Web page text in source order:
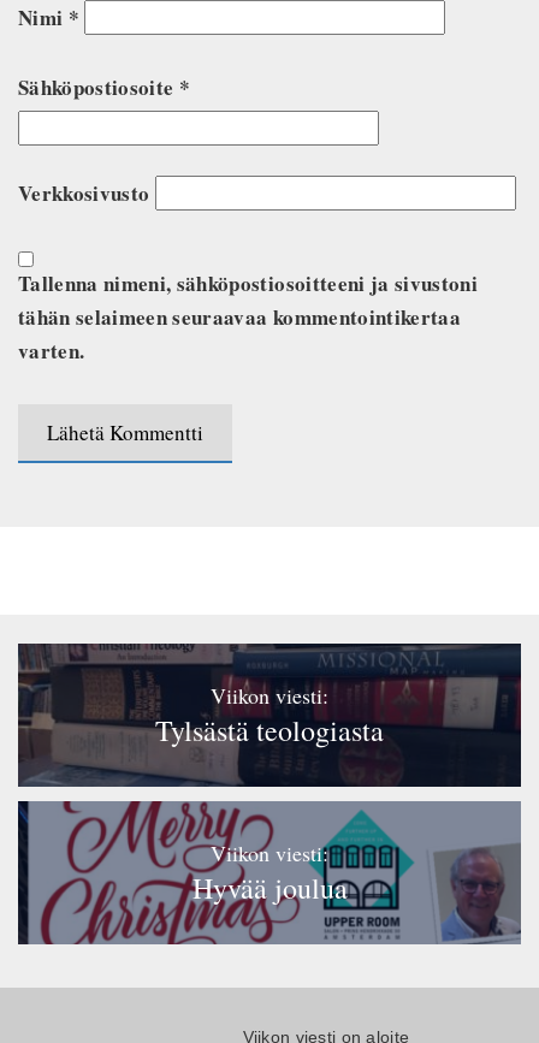
Nimi *
Sähköpostiosoite *
Verkkosivusto
Tallenna nimeni, sähköpostiosoitteeni ja sivustoni
tähän selaimeen seuraavaa kommentointikertaa
varten.
Viikon viesti:
Tylsästä teologiasta
Viikon viesti:
Hyvää joulua
Viikon viesti on aloite